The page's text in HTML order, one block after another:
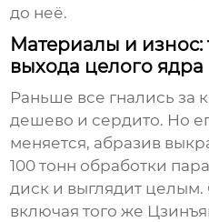
до неё.
Материалы и износ:
выхода целого ядра
Раньше все гнались
дешево и сердито. Но
меняется, абразив
100 тонн обработки
диск и выглядит целым.
включая того же